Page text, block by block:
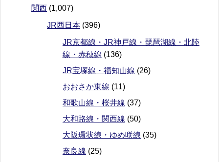
関西 (1,007)
JR西日本 (396)
JR京都線・JR神戸線・琵琶湖線・北陸
線・赤穂線 (136)
JR宝塚線・福知山線 (26)
おおさか東線 (11)
和歌山線・桜井線 (37)
大和路線・関西線 (50)
大阪環状線・ゆめ咲線 (35)
奈良線 (25)